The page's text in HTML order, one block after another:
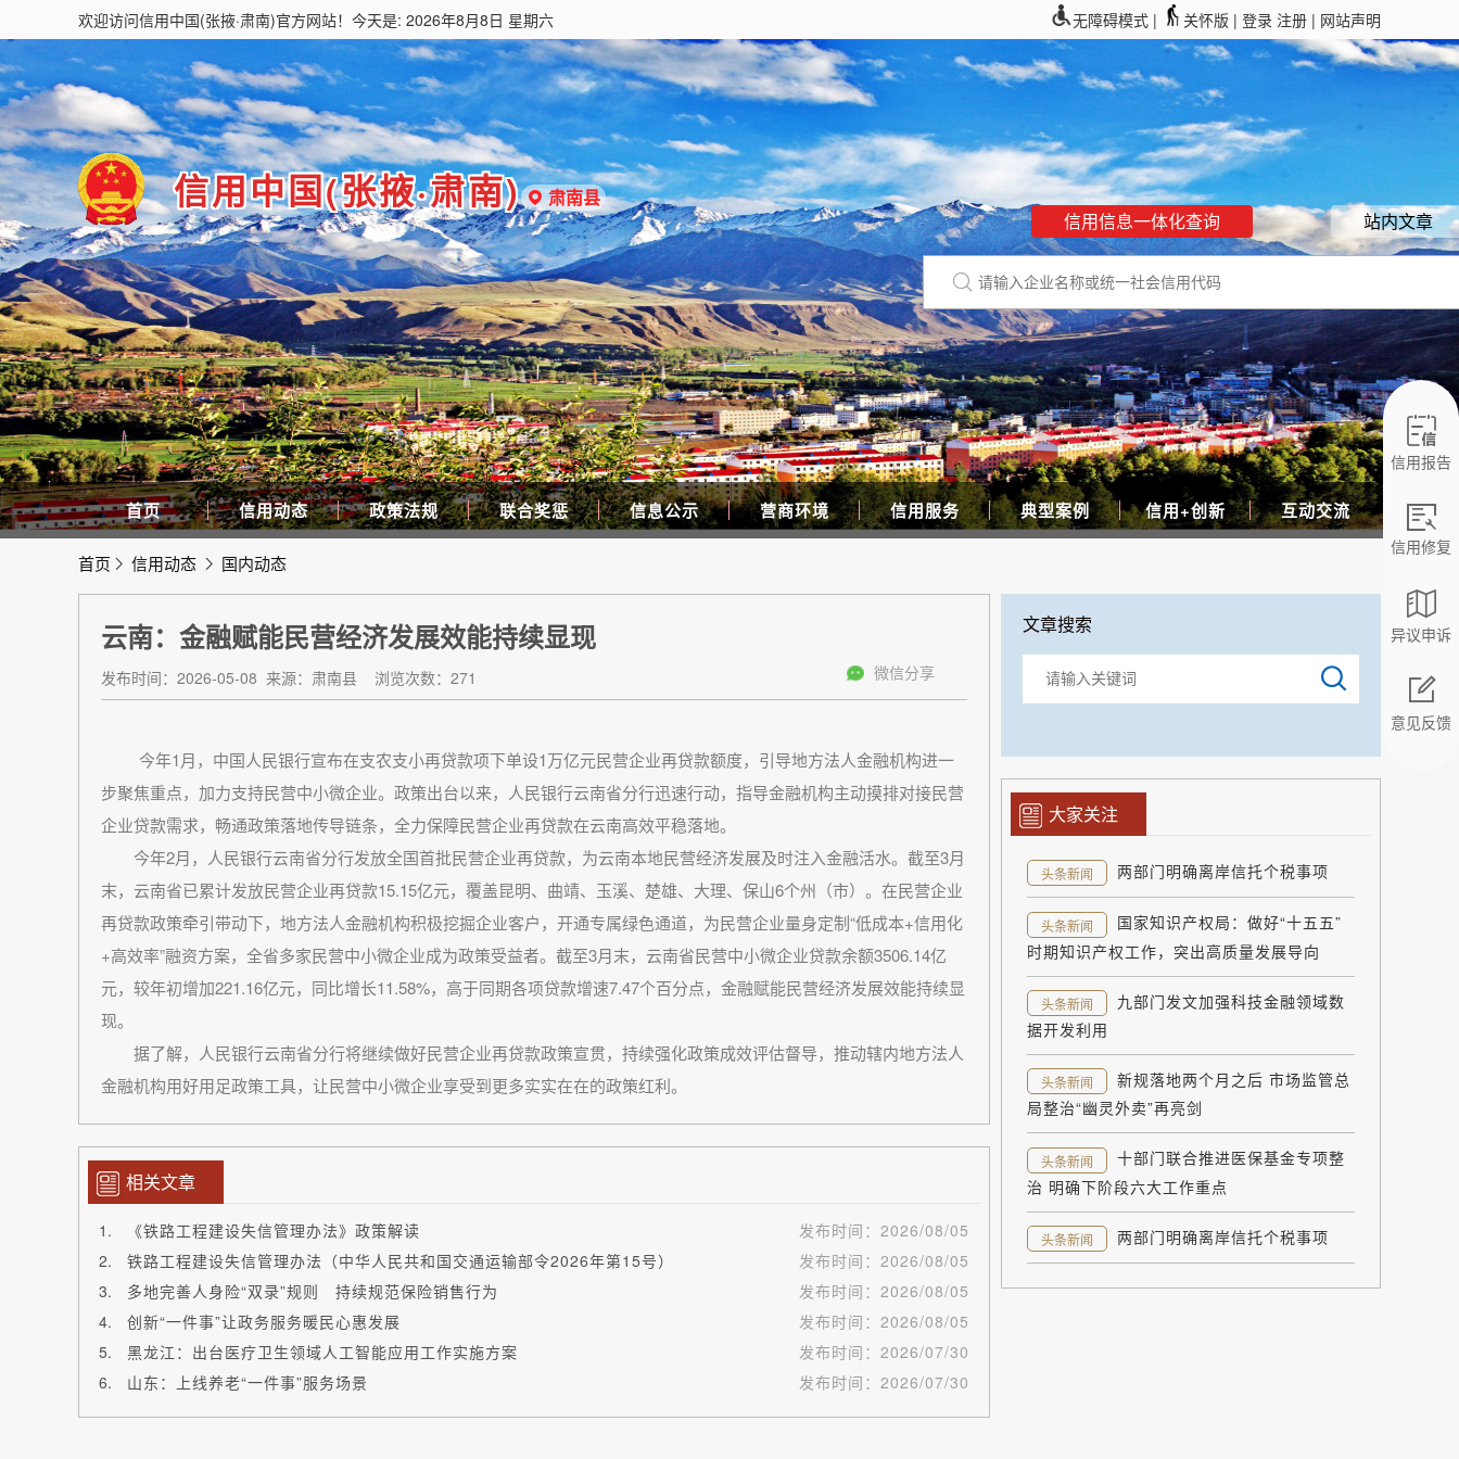
欢迎访问信用中国(张掖·肃南)官方网站！今天是: 2026年8月8日 星期六 无障碍模式 | 关怀版 | 登录 注册 | 网站声明
信用中国(张掖·肃南)
肃南县
信用信息一体化查询
站内文章
首页 信用动态 政策法规 联合奖惩 信息公示 营商环境 信用服务 典型案例 信用+创新 互动交流
首页 信用动态 国内动态
云南：金融赋能民营经济发展效能持续显现
发布时间：2026-05-08 来源：肃南县 浏览次数：271 微信分享
今年1月，中国人民银行宣布在支农支小再贷款项下单设1万亿元民营企业再贷款额度，引导地方法人金融机构进一
步聚焦重点，加力支持民营中小微企业。政策出台以来，人民银行云南省分行迅速行动，指导金融机构主动摸排对接民营
企业贷款需求，畅通政策落地传导链条，全力保障民营企业再贷款在云南高效平稳落地。
今年2月，人民银行云南省分行发放全国首批民营企业再贷款，为云南本地民营经济发展及时注入金融活水。截至3月
末，云南省已累计发放民营企业再贷款15.15亿元，覆盖昆明、曲靖、玉溪、楚雄、大理、保山6个州（市）。在民营企业
再贷款政策牵引带动下，地方法人金融机构积极挖掘企业客户，开通专属绿色通道，为民营企业量身定制“低成本+信用化
+高效率”融资方案，全省多家民营中小微企业成为政策受益者。截至3月末，云南省民营中小微企业贷款余额3506.14亿
元，较年初增加221.16亿元，同比增长11.58%，高于同期各项贷款增速7.47个百分点，金融赋能民营经济发展效能持续显
现。
据了解，人民银行云南省分行将继续做好民营企业再贷款政策宣贯，持续强化政策成效评估督导，推动辖内地方法人
金融机构用好用足政策工具，让民营中小微企业享受到更多实实在在的政策红利。
相关文章
《铁路工程建设失信管理办法》政策解读 发布时间： 2026/08/05
铁路工程建设失信管理办法（中华人民共和国交通运输部令2026年第15号）
发布时间： 2026/08/05
多地完善人身险“双录”规则 持续规范保险销售行为
发布时间： 2026/08/05
创新“一件事”让政务服务暖民心惠发展
发布时间： 2026/08/05
黑龙江：出台医疗卫生领域人工智能应用工作实施方案
发布时间： 2026/07/30
山东：上线养老“一件事”服务场景
发布时间： 2026/07/30
文章搜索
大家关注
头条新闻 两部门明确离岸信托个税事项
头条新闻
国家知识产权局：做好“十五五”
时期知识产权工作，突出高质量发展导向
头条新闻
九部门发文加强科技金融领域数
据开发利用
头条新闻
新规落地两个月之后 市场监管总
局整治“幽灵外卖”再亮剑
头条新闻
十部门联合推进医保基金专项整
治 明确下阶段六大工作重点
头条新闻 两部门明确离岸信托个税事项
信用报告
信用修复
异议申诉
意见反馈